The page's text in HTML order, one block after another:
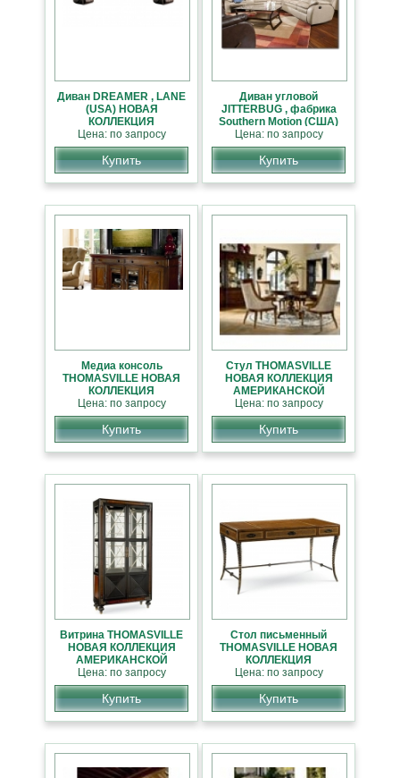
Диван DREAMER , LANE
(USA) НОВАЯ
КОЛЛЕКЦИЯ
АМЕРИКАНСКОЙ
МЕБЕЛИ
Цена: по запросу
Купить
Диван угловой
JITTERBUG , фабрика
Southern Motion (США)
Цена: по запросу
Купить
Медиа консоль
THOMASVILLE НОВАЯ
КОЛЛЕКЦИЯ
АМЕРИКАНСКОЙ
МЕБЕЛИ
Цена: по запросу
Купить
Стул THOMASVILLE
НОВАЯ КОЛЛЕКЦИЯ
АМЕРИКАНСКОЙ
МЕБЕЛИ
Цена: по запросу
Купить
Витрина THOMASVILLE
НОВАЯ КОЛЛЕКЦИЯ
АМЕРИКАНСКОЙ
МЕБЕЛИ
Цена: по запросу
Купить
Стол письменный
THOMASVILLE НОВАЯ
КОЛЛЕКЦИЯ
АМЕРИКАНСКОЙ
МЕБЕЛИ
Цена: по запросу
Купить